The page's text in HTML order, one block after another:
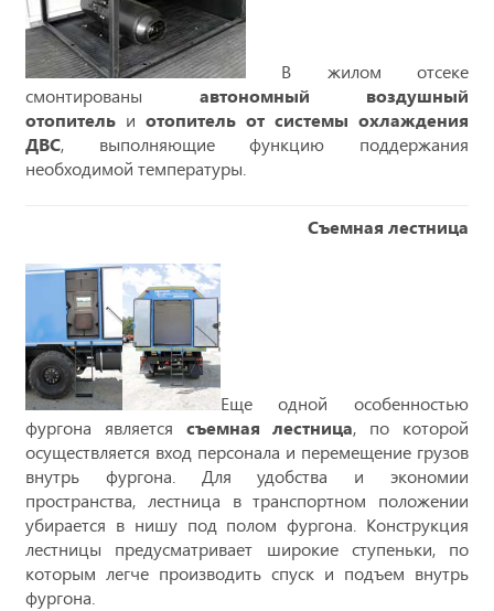
В жилом отсеке
смонтированы автономный воздушный
отопитель и отопитель от системы охлаждения
ДВС, выполняющие функцию поддержания
необходимой температуры.
Съемная лестница
Еще одной особенностью
фургона является съемная лестница, по которой
осуществляется вход персонала и перемещение грузов
внутрь фургона. Для удобства и экономии
пространства, лестница в транспортном положении
убирается в нишу под полом фургона. Конструкция
лестницы предусматривает широкие ступеньки, по
которым легче производить спуск и подъем внутрь
фургона.